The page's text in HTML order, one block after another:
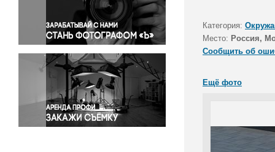
Правосудие
Происшествия и конфликты
Религия
Светская жизнь
Спорт
Экология
Экономика и бизнес
Категория:
Место: Россия,
Сообщить об
Ещё фото